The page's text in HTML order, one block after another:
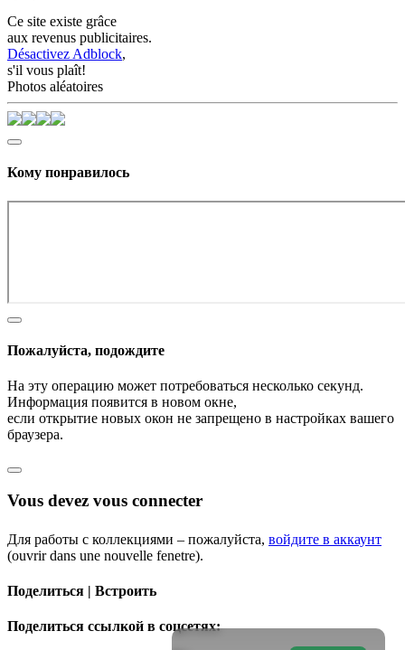
Ce site existe grâce
aux revenus publicitaires.
Désactivez Adblock,
s'il vous plaît!
Photos aléatoires
Кому понравилось
Пожалуйста, подождите
На эту операцию может потребоваться несколько секунд.
Информация появится в новом окне,
если открытие новых окон не запрещено в настройках вашего
браузера.
Vous devez vous connecter
Для работы с коллекциями – пожалуйста, войдите в аккаунт
(ouvrir dans une nouvelle fenetre).
Поделиться | Встроить
Поделиться ссылкой в соцсетях: